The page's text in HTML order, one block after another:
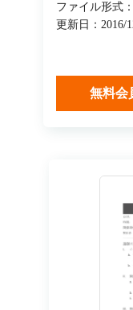
ファイル形式
更新日：2016/
無料会